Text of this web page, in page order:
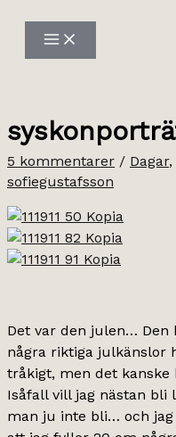
innehåll
5 kommentarer / Dagar,
sofiegustafsson
Det var den julen… Den
några riktiga julkänslor
tråkigt, men det
Isåfall vill jag nästan bli
man ju inte bli… och